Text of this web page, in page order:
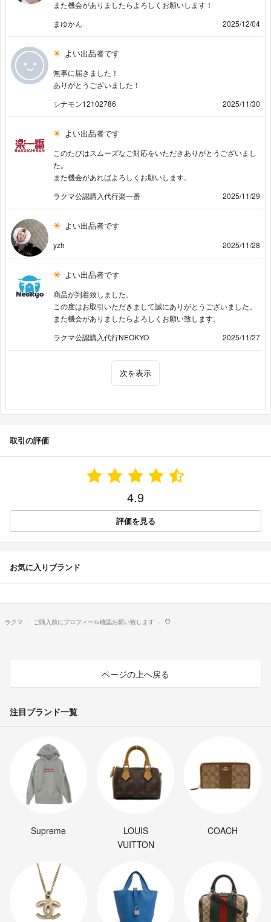
また機会がありましたらよろしくお願いします！
まゆかん
2025/12/04
よい出品者です
無事に届きました！
ありがとうございました！
シナモン12102786
2025/11/30
よい出品者です
このたびはスムーズなご対応をいただきありがとうございまし
た。
また機会があればよろしくお願いします。
ラクマ公認購入代行楽一番
2025/11/29
よい出品者です
yzh 2025/11/28
よい出品者です
商品が到着致しました。
この度はお取引いただきまして誠にありがとうございました。
また機会がありましたらよろしくお願い致します。
ラクマ公認購入代行NEOKYO
2025/11/27
次を表示
取引の評価
4.9
評価を見る
お気に入りブランド
ラクマ ご購入前にプロフィール確認お願い致します ♡
ページの上へ戻る
注目ブランド一覧
Supreme
LOUIS
VUITTON
COACH